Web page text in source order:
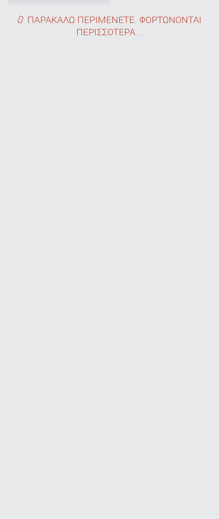
ΠΑΡΑΚΑΛΩ ΠΕΡΙΜΕΝΕΤΕ. ΦΟΡΤΩΝΟΝΤΑΙ
ΠΕΡΙΣΣΟΤΕΡΑ...